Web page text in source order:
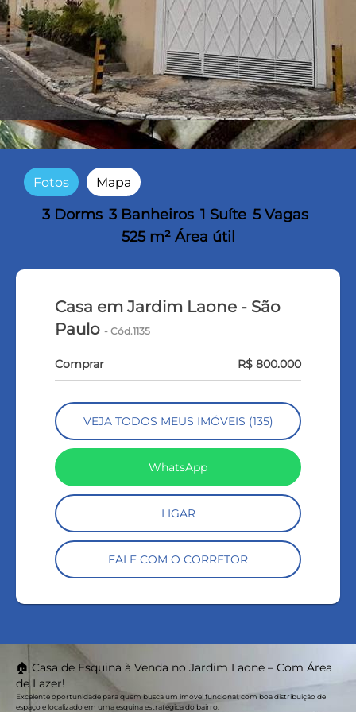
Fotos Mapa
3 Dorms 3 Banheiros 1 Suíte 5 Vagas
525 m² Área útil
Casa em Jardim Laone - São
Paulo - Cód.1135
Comprar R$ 800.000
VEJA TODOS MEUS IMÓVEIS (135)
WhatsApp
LIGAR
FALE COM O CORRETOR
🏠 Casa de Esquina à Venda no Jardim Laone – Com Área
de Lazer!
Excelente oportunidade para quem busca um imóvel funcional, com boa distribuição de
espaço e localizado em uma esquina estratégica do bairro.